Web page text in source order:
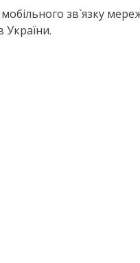
зв`язку
України.